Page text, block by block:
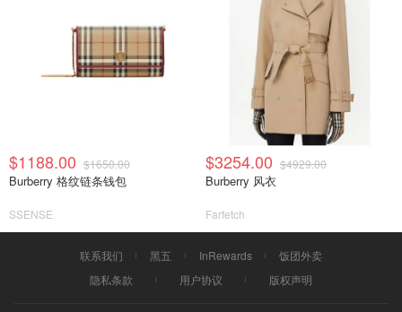
$1188.00 $1650.00
Burberry 格纹链条钱包
SSENSE
$3254.00 $4929.00
Burberry 风衣
Farfetch
联系我们 黑五 InRewards
饭团外卖
隐私条款
用户协议 版权声明